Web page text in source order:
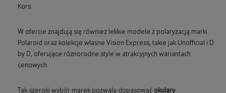
Kors.
W ofercie znajdują się również lekkie modele z polaryzacją marki
Polaroid oraz kolekcje własne Vision Express, takie jak Unofficial i D
by D, oferujące różnorodne style w atrakcyjnych wariantach
cenowych.
Tak szeroki wybór marek pozwala dopasować okulary